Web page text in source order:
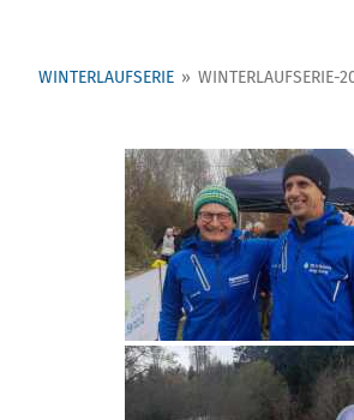
WINTERLAUFSERIE » WINTERLAUFSERIE-